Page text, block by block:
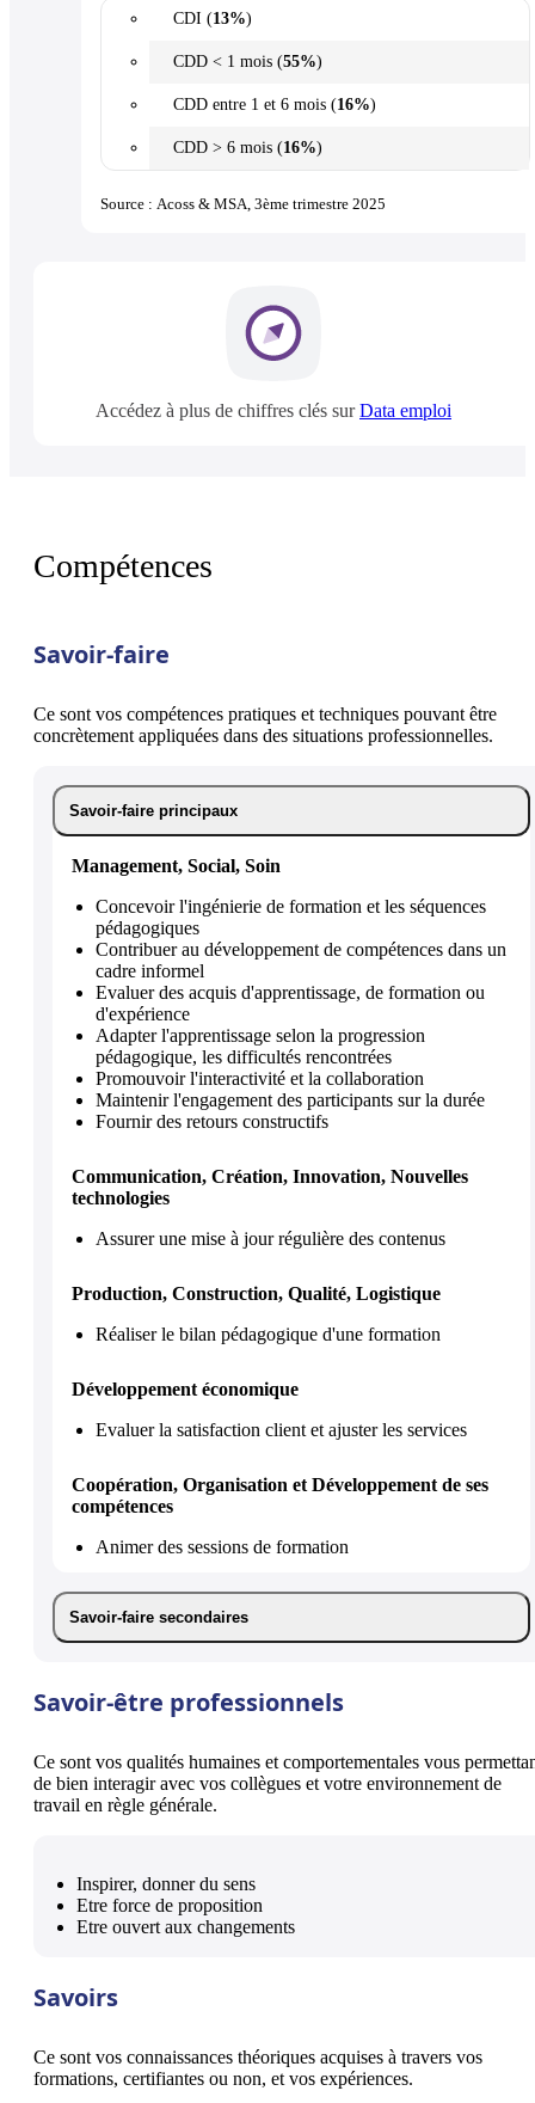
CDI (13%)
CDD < 1 mois (55%)
CDD entre 1 et 6 mois (16%)
CDD > 6 mois (16%)
Source : Acoss & MSA, 3ème trimestre 2025
Accédez à plus de chiffres clés surData emploi
Compétences
Savoir-faire
Ce sont vos compétences pratiques et techniques pouvant être
concrètement appliquées dans des situations professionnelles.
Savoir-faire principaux
Management, Social, Soin
Concevoir l'ingénierie de formation et les séquences
pédagogiques
Contribuer au développement de compétences dans un
cadre informel
Evaluer des acquis d'apprentissage, de formation ou
d'expérience
Adapter l'apprentissage selon la progression
pédagogique, les difficultés rencontrées
Promouvoir l'interactivité et la collaboration
Maintenir l'engagement des participants sur la durée
Fournir des retours constructifs
Communication, Création, Innovation, Nouvelles
technologies
Assurer une mise à jour régulière des contenus
Production, Construction, Qualité, Logistique
Réaliser le bilan pédagogique d'une formation
Développement économique
Evaluer la satisfaction client et ajuster les services
Coopération, Organisation et Développement de ses
compétences
Animer des sessions de formation
Savoir-faire secondaires
Savoir-être professionnels
Ce sont vos qualités humaines et comportementales vous
de bien interagir avec vos collègues et votre environnement de
travail en règle générale.
Inspirer, donner du sens
Etre force de proposition
Etre ouvert aux changements
Savoirs
Ce sont vos connaissances théoriques acquises à travers vos
formations, certifiantes ou non, et vos expériences.